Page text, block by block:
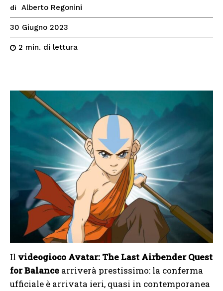
di Alberto Regonini
30 Giugno 2023
2 min. di lettura
Il videogioco Avatar: The Last Airbender Quest
for Balance arriverà prestissimo: la conferma
ufficiale è arrivata ieri, quasi in contemporanea